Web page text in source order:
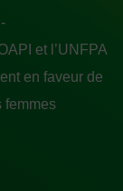
et l’UNFPA
en faveur de
femmes